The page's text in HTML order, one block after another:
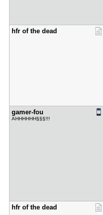
hfr of the​ dead
gamer-fou
AHHHHHH§§§!!!
hfr of the​ dead